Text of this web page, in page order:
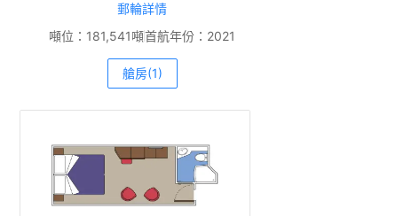
郵輪詳情
噸位： 181,541噸首航年份： 2021
艙房(1)